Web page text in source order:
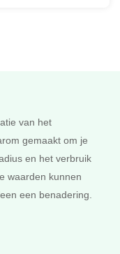
van het
gemaakt om je
en het verbruik
waarden kunnen
een benadering.